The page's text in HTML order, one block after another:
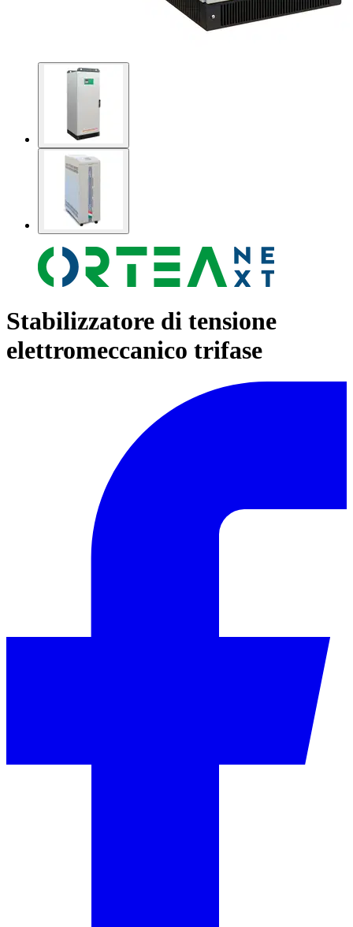
Stabilizzatore di tensione
elettromeccanico trifase